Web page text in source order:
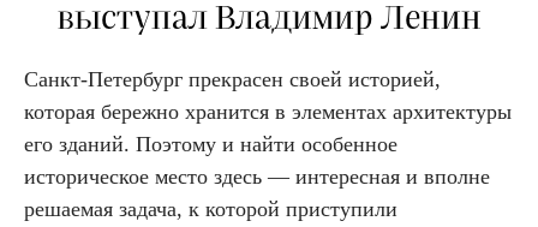
выступал Владимир Ленин
Санкт-Петербург прекрасен своей историей,
которая бережно хранится в элементах архитектуры
его зданий. Поэтому и найти особенное
историческое место здесь — интересная и вполне
решаемая задача, к которой приступили